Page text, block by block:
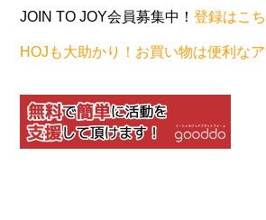
JOIN TO JOY会員募集中！登録はこ
HOJも大助かり！お買い物は便利なア